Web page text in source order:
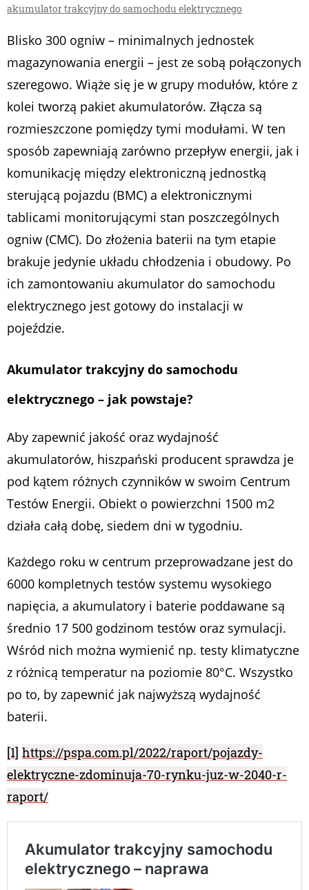
akumulator trakcyjny do samochodu elektrycznego
Blisko 300 ogniw – minimalnych jednostek
magazynowania energii – jest ze sobą połączonych
szeregowo. Wiąże się je w grupy modułów, które z
kolei tworzą pakiet akumulatorów. Złącza są
rozmieszczone pomiędzy tymi modułami. W ten
sposób zapewniają zarówno przepływ energii, jak i
komunikację między elektroniczną jednostką
sterującą pojazdu (BMC) a elektronicznymi
tablicami monitorującymi stan poszczególnych
ogniw (CMC). Do złożenia baterii na tym etapie
brakuje jedynie układu chłodzenia i obudowy. Po
ich zamontowaniu akumulator do samochodu
elektrycznego jest gotowy do instalacji w
pojeździe.
Akumulator trakcyjny do samochodu
elektrycznego – jak powstaje?
Aby zapewnić jakość oraz wydajność
akumulatorów, hiszpański producent sprawdza je
pod kątem różnych czynników w swoim Centrum
Testów Energii. Obiekt o powierzchni 1500 m2
działa całą dobę, siedem dni w tygodniu.
Każdego roku w centrum przeprowadzane jest do
6000 kompletnych testów systemu wysokiego
napięcia, a akumulatory i baterie poddawane są
średnio 17 500 godzinom testów oraz symulacji.
Wśród nich można wymienić np. testy klimatyczne
z różnicą temperatur na poziomie 80°C. Wszystko
po to, by zapewnić jak najwyższą wydajność
baterii.
[1] https://pspa.com.pl/2022/raport/pojazdy-
elektryczne-zdominuja-70-rynku-juz-w-2040-r-
raport/